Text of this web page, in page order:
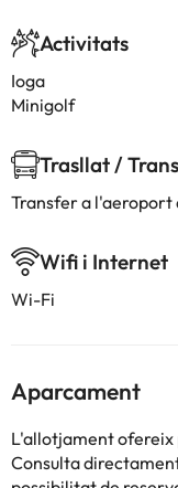
Activitats
Ioga
Minigolf
Trasllat /
Transfer a l'aeroport
Wifi i Internet
Wi-Fi
Aparcament
L'allotjament
Consulta